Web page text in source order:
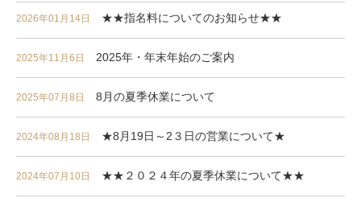
2026年01月14日 ★★指名料についてのお知らせ★★
2025年11月6日 2025年・年末年始のご案内
2025年07月8日 8月の夏季休業について
2024年08月18日 ★8月19日～2３日の営業について★
2024年07月10日 ★★２０２４年の夏季休業について★★